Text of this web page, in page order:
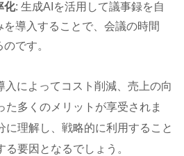
化: 生成AIを活用して議事録を自
導入することで、会議の時間
です。
入によってコスト削減、売上の向
た多くのメリットが享受されま
に理解し、戦略的に利用すること
要因となるでしょう。